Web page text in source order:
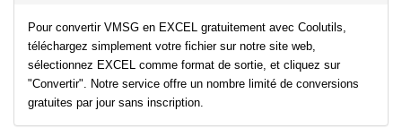
Pour convertir VMSG en EXCEL gratuitement avec Coolutils,
téléchargez simplement votre fichier sur notre site web,
sélectionnez EXCEL comme format de sortie, et cliquez sur
"Convertir". Notre service offre un nombre limité de conversions
gratuites par jour sans inscription.